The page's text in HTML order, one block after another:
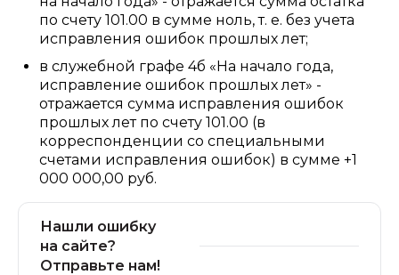
по счету 101.00 в сумме ноль, т. е. без учета
исправления ошибок прошлых лет;
в служебной графе 4б «На начало года,
исправление ошибок прошлых лет» -
отражается сумма исправления ошибок
прошлых лет по счету 101.00 (в
корреспонденции со специальными
счетами исправления ошибок) в сумме +1
000 000,00 руб.
Нашли ошибку
на сайте?
Отправьте нам!